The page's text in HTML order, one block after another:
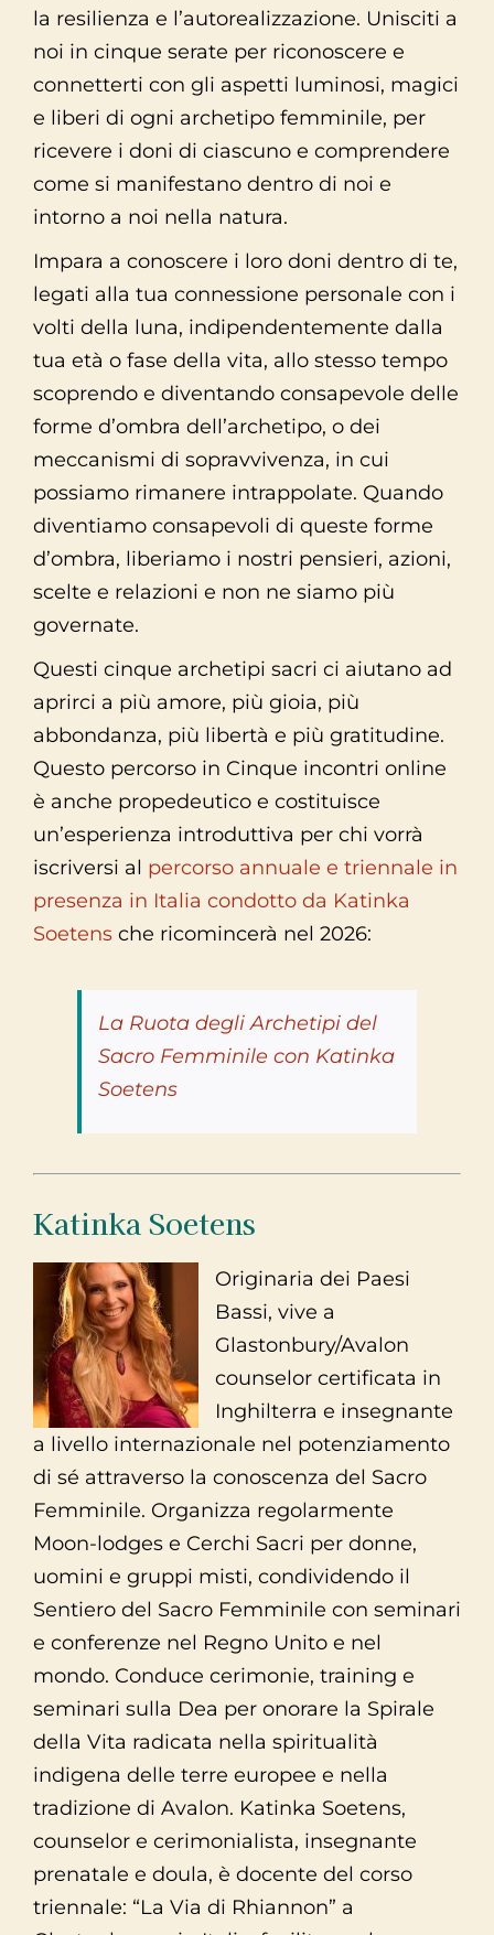
la resilienza e l’autorealizzazione. Unisciti a
noi in cinque serate per riconoscere e
connetterti con gli aspetti luminosi, magici
e liberi di ogni archetipo femminile, per
ricevere i doni di ciascuno e comprendere
come si manifestano dentro di noi e
intorno a noi nella natura.
Impara a conoscere i loro doni dentro di te,
legati alla tua connessione personale con i
volti della luna, indipendentemente dalla
tua età o fase della vita, allo stesso tempo
scoprendo e diventando consapevole delle
forme d’ombra dell’archetipo, o dei
meccanismi di sopravvivenza, in cui
possiamo rimanere intrappolate. Quando
diventiamo consapevoli di queste forme
d’ombra, liberiamo i nostri pensieri, azioni,
scelte e relazioni e non ne siamo più
governate.
Questi cinque archetipi sacri ci aiutano ad
aprirci a più amore, più gioia, più
abbondanza, più libertà e più gratitudine.
Questo percorso in Cinque incontri online
è anche propedeutico e costituisce
un’esperienza introduttiva per chi vorrà
iscriversi al percorso annuale e triennale in
presenza in Italia condotto da Katinka
Soetens che ricomincerà nel 2026:
La Ruota degli Archetipi del
Sacro Femminile con Katinka
Soetens
Katinka Soetens
Originaria dei Paesi
Bassi, vive a
Glastonbury/Avalon
counselor certificata in
Inghilterra e insegnante
a livello internazionale nel potenziamento
di sé attraverso la conoscenza del Sacro
Femminile. Organizza regolarmente
Moon-lodges e Cerchi Sacri per donne,
uomini e gruppi misti, condividendo il
Sentiero del Sacro Femminile con seminari
e conferenze nel Regno Unito e nel
mondo. Conduce cerimonie, training e
seminari sulla Dea per onorare la Spirale
della Vita radicata nella spiritualità
indigena delle terre europee e nella
tradizione di Avalon. Katinka Soetens,
counselor e cerimonialista, insegnante
prenatale e doula, è docente del corso
triennale: “La Via di Rhiannon” a